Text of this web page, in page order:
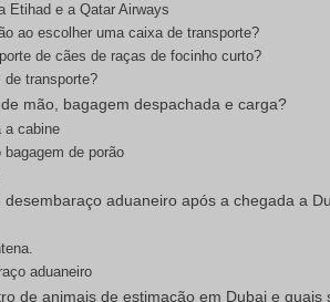
Etihad e a Qatar Airways
ao escolher uma caixa de transporte?
de cães de raças de focinho curto?
transporte?
mão, bagagem despachada e carga?
a cabine
de porão
aduaneiro após a chegada a
aduaneiro
de animais de estimação em Dubai e quais